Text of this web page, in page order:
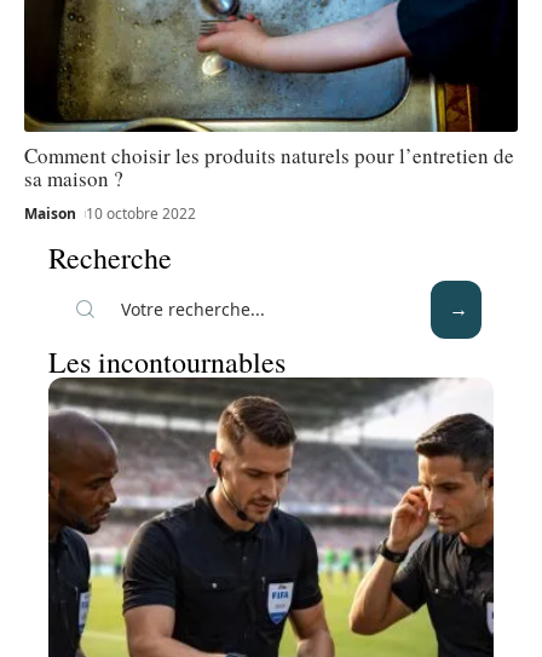
Comment choisir les produits naturels pour l’entretien de
sa maison ?
Maison 10 octobre 2022
Recherche
Les incontournables